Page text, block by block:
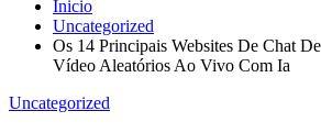
Inicio
Uncategorized
Os 14 Principais Websites De Chat
Vídeo Aleatórios Ao Vivo Com Ia
Uncategorized